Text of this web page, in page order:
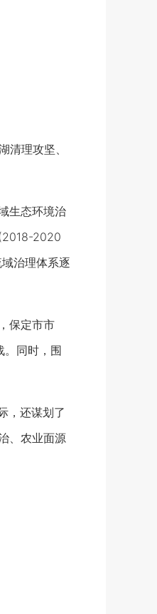
理攻坚、
生态环境治
2020
治理体系逐
保定市市
。同时，围
，还谋划了
、农业面源